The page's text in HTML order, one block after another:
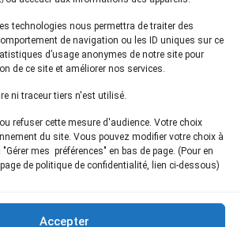
technologies nous permettra de traiter des
de navigation ou les ID uniques sur ce
d’usage anonymes de notre site pour
de ce site et améliorer nos services.
ni traceur tiers n'est utilisé.
refuser cette mesure d'audience. Votre choix
du site. Vous pouvez modifier votre choix à
mes préférences" en bas de page. (Pour en
de politique de confidentialité, lien ci-dessous)
Accepter
Actualités
Presse
Informations légales
Plan du site
à notrenewsletter